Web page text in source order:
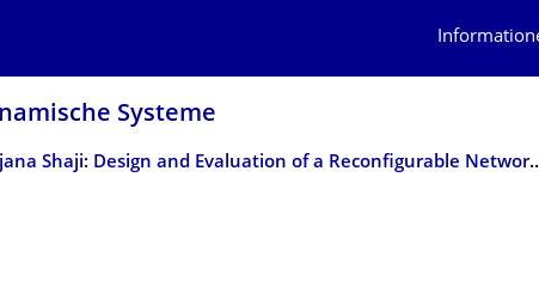
Systeme
Anjana Shaji: Design and Evaluation of a Reconfigurable